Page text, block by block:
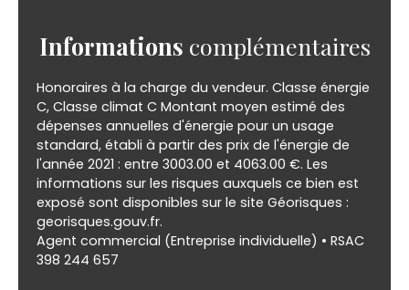
Informations complémentaires
Honoraires à la charge du vendeur. Classe énergie
C, Classe climat C Montant moyen estimé des
dépenses annuelles d'énergie pour un usage
standard, établi à partir des prix de l'énergie de
l'année 2021 : entre 3003.00 et 4063.00 €. Les
informations sur les risques auxquels ce bien est
exposé sont disponibles sur le site Géorisques :
georisques.gouv.fr.
Agent commercial (Entreprise individuelle) • RSAC
398 244 657